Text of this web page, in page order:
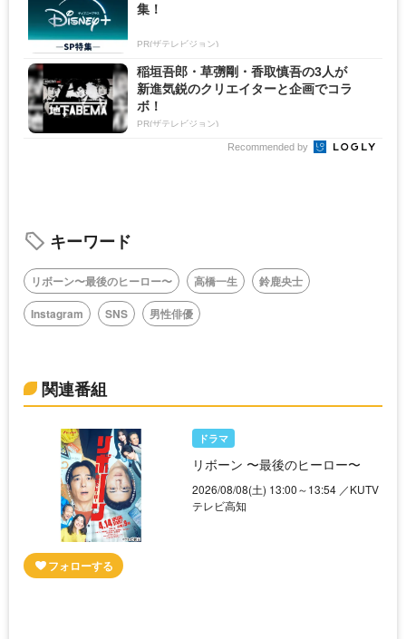
集！
PR(ザテレビジョン)
稲垣吾郎・草彅剛・香取慎吾の3人が
新進気鋭のクリエイターと企画でコラ
ボ！
PR(ザテレビジョン)
Recommended by
キーワード
リボーン〜最後のヒーロー〜 高橋一生
鈴鹿央士
Instagram
SNS 男性俳優
関連番組
ドラマ
リボーン 〜最後のヒーロー〜
2026/08/08(土) 13:00～13:54 ／KUTV
テレビ高知